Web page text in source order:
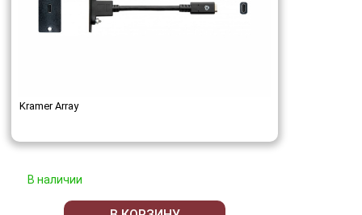
Kramer Array
В наличии